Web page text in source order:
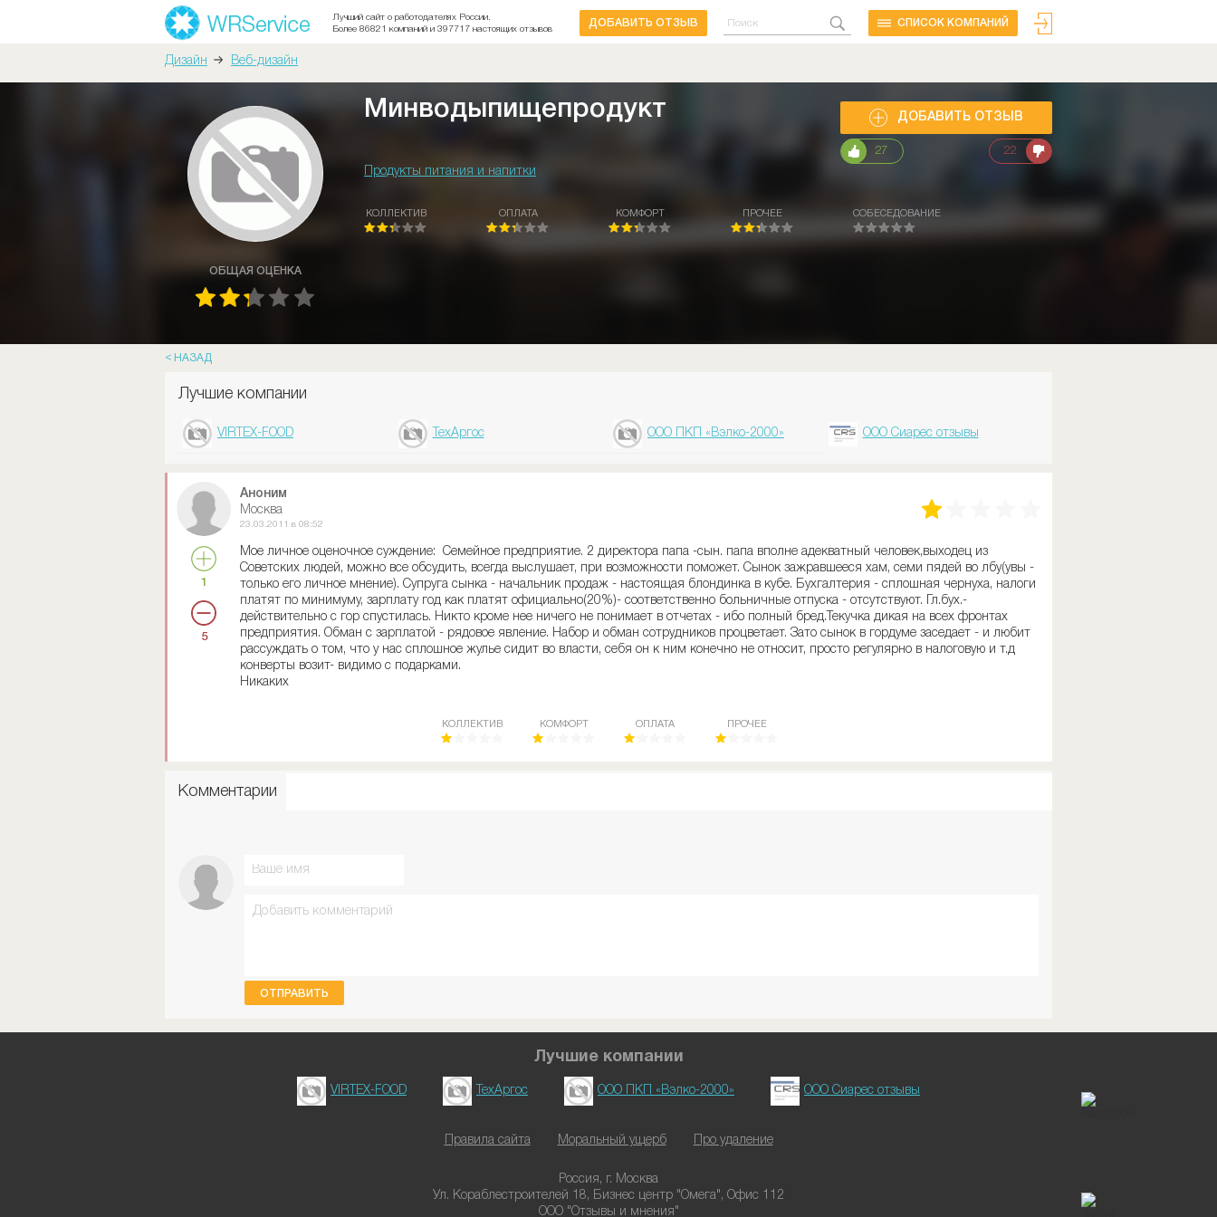
Лучший сайт о работодателях России.
Более 86821 компаний и 397717 настоящих отзывов
ДОБАВИТЬ ОТЗЫВ CПИСОК КОМПАНИЙ
Дизайн Веб-дизайн
ОБЩАЯ ОЦЕНКА
Минводыпищепродукт
Продукты питания и напитки
ДОБАВИТЬ ОТЗЫВ
27 22
КОЛЛЕКТИВ ОПЛАТА КОМФОРТ ПРОЧЕЕ СОБЕСЕДОВАНИЕ
НАЗАД
Лучшие компании
VIRTEX-FOOD ТехАргос ООО ПКП «Вэлко-2000» ООО Сиарес отзывы
1
5
Аноним
Москва
23.03.2011 в 08:52
Мое личное оценочное суждение: Семейное предприятие. 2 директора папа -сын. папа вполне адекватный человек,выходец из
Советских людей, можно все обсудить, всегда выслушает, при возможности поможет. Сынок зажравшееся хам, семи пядей во лбу(увы -
только его личное мнение). Супруга сынка - начальник продаж - настоящая блондинка в кубе. Бухгалтерия - сплошная чернуха, налоги
платят по минимуму, зарплату год как платят официально(20%)- соответственно больничные отпуска - отсутствуют. Гл.бух.-
действительно с гор спустилась. Никто кроме нее ничего не понимает в отчетах - ибо полный бред.Текучка дикая на всех фронтах
предприятия. Обман с зарплатой - рядовое явление. Набор и обман сотрудников процветает. Зато сынок в гордуме заседает - и любит
рассуждать о том, что у нас сплошное жулье сидит во власти, себя он к ним конечно не относит, просто регулярно в налоговую и т.д
конверты возит- видимо с подарками.
Никаких
КОЛЛЕКТИВ КОМФОРТ ОПЛАТА ПРОЧЕЕ
Комментарии
ОТПРАВИТЬ
Лучшие компании
VIRTEX-FOOD ТехАргос ООО ПКП «Вэлко-2000» ООО Сиарес отзывы
Правила сайта Моральный ущерб Про удаление
Россия, г. Москва
Ул. Кораблестроителей 18, Бизнес центр "Омега", Офис 112
ООО "Отзывы и мнения"